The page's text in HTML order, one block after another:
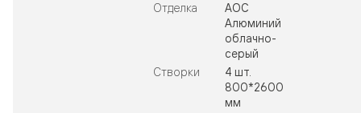
Отделка
АОС
Алюминий
облачно-
серый
Створки
4 шт.
800*2600
мм